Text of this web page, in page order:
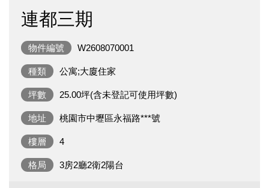
連都三期
物件編號 W2608070001
種類 公寓;大廈住家
坪數 25.00坪(含未登記可使用坪數)
地址 桃園市中壢區永福路***號
樓層 4
格局 3房2廳2衛2陽台